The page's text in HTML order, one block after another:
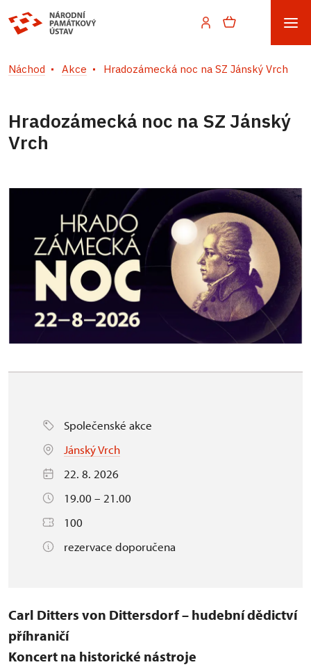
Náchod Akce Hradozámecká noc na SZ Jánský Vrch
Hradozámecká noc na SZ Jánský
Vrch
Společenské akce
Jánský Vrch
22. 8. 2026
19.00 – 21.00
100
rezervace doporučena
Carl Ditters von Dittersdorf – hudební dědictví
příhraničí
Koncert na historické nástroje